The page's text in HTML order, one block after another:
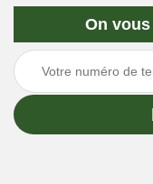
On